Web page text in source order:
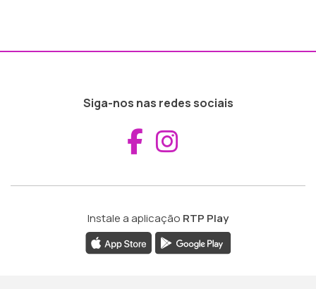
Siga-nos nas redes sociais
Aceder ao
Instale a aplicação RTP Play